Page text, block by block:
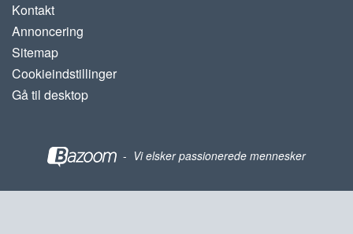
Kontakt
Annoncering
Sitemap
Cookieindstillinger
Gå til desktop
- Vi elsker passionerede mennesker